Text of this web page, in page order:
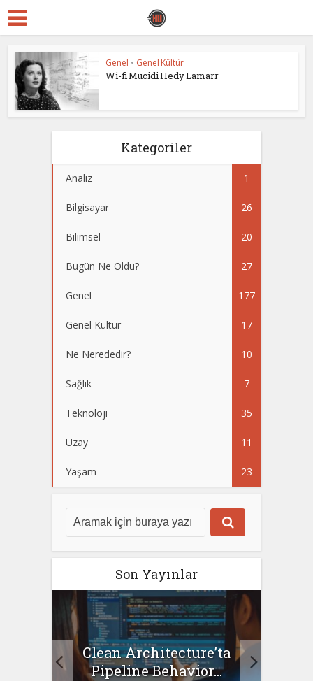
Genel • Genel Kültür
Wi-fi Mucidi Hedy Lamarr
Kategoriler
Analiz 1
Bilgisayar 26
Bilimsel 20
Bugün Ne Oldu? 27
Genel 177
Genel Kültür 17
Ne Nerededir? 10
Sağlık 7
Teknoloji 35
Uzay 11
Yaşam 23
Son Yayınlar
Clean Architecture’ta
Pipeline Behavior...